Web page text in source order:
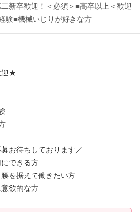
新卒歓迎！＜必須＞■高卒以上＜歓迎
験■機械いじりが好きな方
迎★
お待ちしております／
できる方
を据えて働きたい方
欲的な方